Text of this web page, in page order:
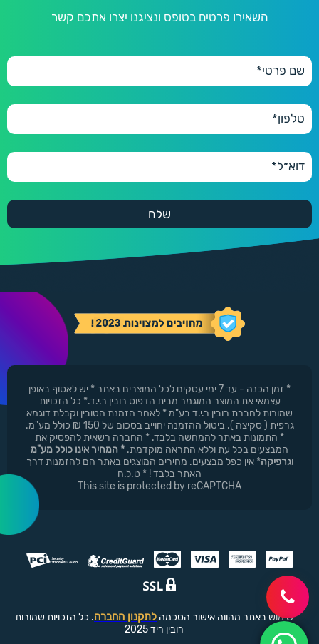
השאירו פרטים בטופס ונציגנו יצרו אתכם קשר
* זמן הכנה - עד 7 ימי עסקים לכל המוצרים באתר * יש לאסוף באופן
עצמאי את המוצר המוגמר מבית הדפוס רובין ר.י.ד.* כל הזכויות
שמורות לחברת רובין ר.י.ד בע"מ * לאחר הזמנת הטובין וקבלת דוגמא
גרפית ( סקיצה ). ביטול ההזמנה יחוייב בסכום של 150 ₪ כולל מע"מ.
* התמונות באתר להמחשה בלבד. * החברה רשאית להפסיק את
המבצעים בכל עת וללא התראה מוקדמת. * המחיר אינו כולל מע"מ
וגרפיקה* אין כפל מבצעים. מחירים המוצגים באתר הם להזמנות דרך
האתר בלבד ! * ט.ל.ח
This site is protected by reCAPTCHA
שימוש באתר מהווה אישור הסכמה לתקנון החברה. כל הזכויות שמורות
רובין ריד 2025